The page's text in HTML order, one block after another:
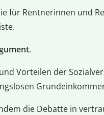
für Rentnerinnen und
.
Vorteilen der
die Debatte in